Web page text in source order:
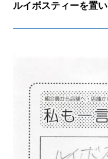
ルイボスティーを置い